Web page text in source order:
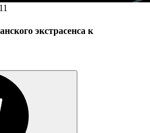
экстрасенса к